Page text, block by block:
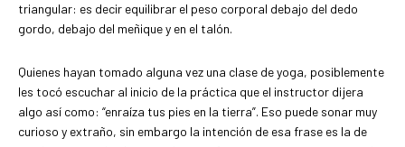
triangular: es decir equilibrar el peso corporal debajo del dedo
gordo, debajo del meñique y en el talón.
Quienes hayan tomado alguna vez una clase de yoga, posiblemente
les tocó escuchar al inicio de la práctica que el instructor dijera
algo así como: “enraíza tus pies en la tierra”. Eso puede sonar muy
curioso y extraño, sin embargo la intención de esa frase es la de